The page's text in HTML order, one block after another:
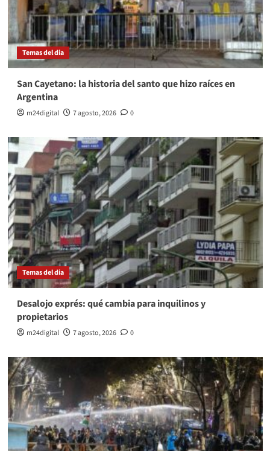
Temas del dia
San Cayetano: la historia del santo que hizo raíces en
Argentina
m24digital 7 agosto, 2026 0
Temas del dia
Desalojo exprés: qué cambia para inquilinos y
propietarios
m24digital 7 agosto, 2026 0